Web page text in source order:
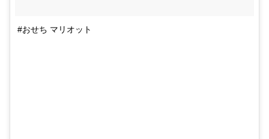
#おせち マリオット